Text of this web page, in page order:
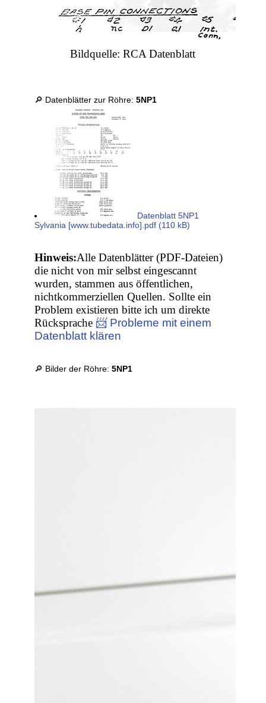
Bildquelle: RCA Datenblatt
🔎 Datenblätter zur Röhre:5NP1
Datenblatt 5NP1
Sylvania [www.tubedata.info].pdf (110 kB)
Hinweis:Alle Datenblätter (PDF-Dateien)
die nicht von mir selbst eingescannt
wurden, stammen aus öffentlichen,
nichtkommerziellen Quellen. Sollte ein
Problem existieren bitte ich um direkte
Rücksprache 📨 Probleme mit einem
Datenblatt klären
🔎 Bilder der Röhre:5NP1